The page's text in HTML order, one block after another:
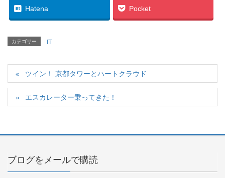
Hatena Pocket
カテゴリー IT
ツイン！ 京都タワーとハートクラウド
エスカレーター乗ってきた！
ブログをメールで購読